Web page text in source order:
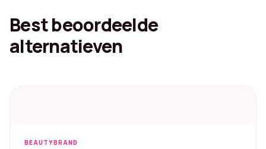
Best beoordeelde
alternatieven
BEAUTYBRAND